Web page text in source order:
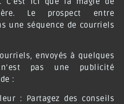
Le prospect entre
une séquence de courriels
envoyés à quelques
pas une publicité
:
: Partagez des conseils